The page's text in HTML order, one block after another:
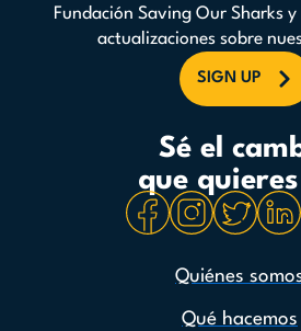
Fundación Saving Our Sharks
actualizaciones sobre
SIGN UP
Sé el
que
Quiénes
Qué hacemos